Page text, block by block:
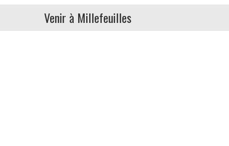
Venir à Millefeuilles